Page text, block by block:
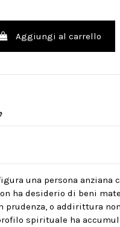
Aggiungi al carrello
una persona
ha desiderio di beni
prudenza, o addirittura
spirituale ha